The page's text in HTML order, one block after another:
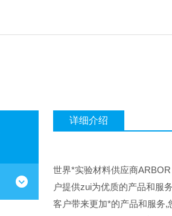
详细介绍
世界*实验材料供应商
户提供zui为优质的产品和服
客户带来更加*的产品和服务,